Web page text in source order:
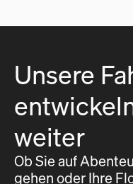
Unsere
weiter
Ob Sie auf
gehen oder Ihre